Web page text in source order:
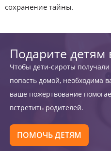
сохранение тайны.
Подарите детям
Чтобы дети-сироты
попасть домой, необходима
ваше пожертвование
встретить родителей.
ПОМОЧЬ ДЕТЯМ